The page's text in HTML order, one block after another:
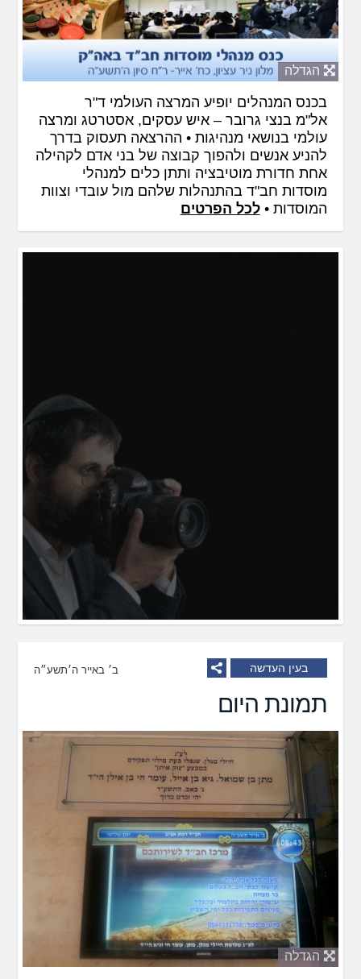
הגדלה
בכנס המנהלים יופיע המרצה העולמי ד"ר
אל"מ בנצי גרובר – איש עסקים, אסטרטג ומרצה
עולמי בנושאי מנהיגות • ההרצאה תעסוק בדרך
להניע אנשים ולהפוך קבוצה של בני אדם לקהילה
אחת חדורת מוטיבציה ותתן כלים למנהלי
מוסדות חב"ד בהתנהלות שלהם מול עובדי וצוות
המוסדות •לכל הפרטים
בעין העדשה ב׳ באייר ה׳תשע״ה
תמונת היום
הגדלה